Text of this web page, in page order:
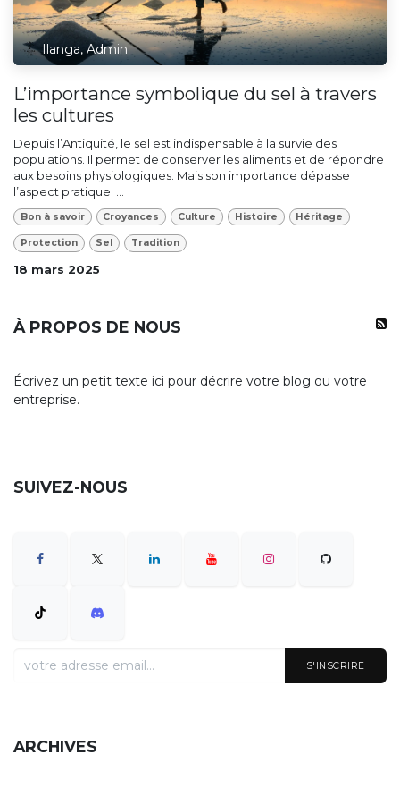
Ilanga, Admin
L’importance symbolique du sel à travers
les cultures
Depuis l’Antiquité, le sel est indispensable à la survie des
populations. Il permet de conserver les aliments et de répondre
aux besoins physiologiques. Mais son importance dépasse
l’aspect pratique. ...
Bon à savoir Croyances Culture Histoire Héritage
Protection Sel Tradition
18 mars 2025
À PROPOS DE NOUS
Écrivez un petit texte ici pour décrire votre blog ou votre
entreprise.
SUIVEZ-NOUS
S'INSCRIRE
ARCHIVES